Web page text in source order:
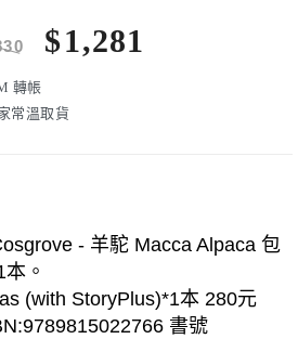
$1,281
轉帳
常溫取貨
- 羊駝 Macca Alpaca 包
。
(with StoryPlus)*1本 280元
書號